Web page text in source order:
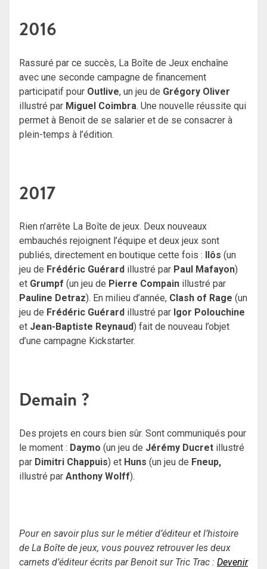
2016
Rassuré par ce succès, La Boîte de Jeux enchaîne
avec une seconde campagne de financement
participatif pour Outlive, un jeu de Grégory Oliver
illustré par Miguel Coimbra. Une nouvelle réussite qui
permet à Benoit de se salarier et de se consacrer à
plein-temps à l’édition.
2017
Rien n’arrête La Boîte de jeux. Deux nouveaux
embauchés rejoignent l’équipe et deux jeux sont
publiés, directement en boutique cette fois :
Ilôs (un
jeu de Frédéric Guérard illustré par Paul Mafayon)
et Grumpf (un jeu de Pierre Compain illustré par
Pauline Detraz). En milieu d’année, Clash of Rage (un
jeu de Frédéric Guérard illustré par Igor Polouchine
et Jean-Baptiste Reynaud) fait de nouveau l’objet
d’une campagne Kickstarter.
Demain ?
Des projets en cours bien sûr. Sont communiqués pour
le moment : Daymo (un jeu de Jérémy Ducret illustré
par Dimitri Chappuis) et Huns (un jeu de Fneup,
illustré par Anthony Wolff).
Pour en savoir plus sur le métier d’éditeur et l’histoire
de La Boîte de jeux, vous pouvez retrouver les deux
carnets d’éditeur écrits par Benoit sur Tric Trac : Devenir